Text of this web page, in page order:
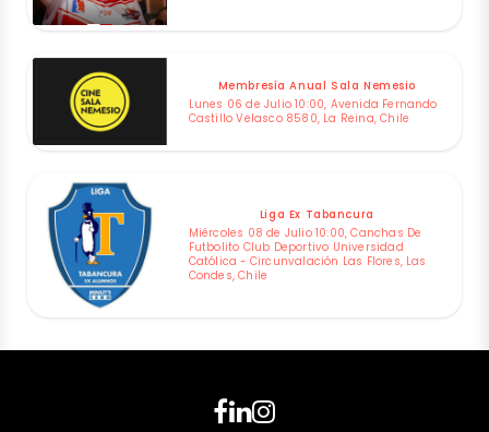
Membresía Anual Sala Nemesio
Lunes 06 de Julio 10:00, Avenida Fernando
Castillo Velasco 8580, La Reina, Chile
Liga Ex Tabancura
Miércoles 08 de Julio 10:00, Canchas De
Futbolito Club Deportivo Universidad
Católica - Circunvalación Las Flores, Las
Condes, Chile